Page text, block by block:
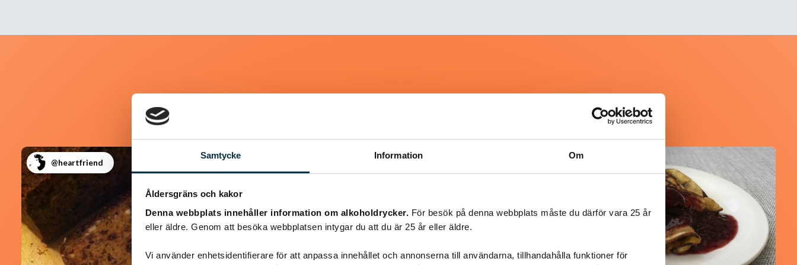
Samtycke Information Om
Åldersgräns och kakor
Denna webbplats innehåller information om alkoholdrycker. För besök på denna webbplats måste du därför vara 25 år
eller äldre. Genom att besöka webbplatsen intygar du att du är 25 år eller äldre.
Vi använder enhetsidentifierare för att anpassa innehållet och annonserna till användarna, tillhandahålla funktioner för
@heartfriend